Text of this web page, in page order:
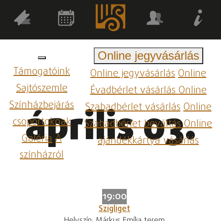
Támogatóink
Sajtószemle
Színházbejárás
csoportoknak
GalériaA
színházról
Online jegyvásárlás
Online jegyvásárlásOnline
Évadbérlet vásárlásOnline
Szabadbérlet vásárlásOnline
Szabadbérlet beváltásOnline
ajándékkártya vásárlás
április 03.
19:00
Szigliget